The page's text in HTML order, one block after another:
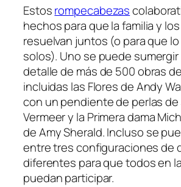
Estosrompecabezas
hechos para que la familia y
resuelvan juntos (o para que
solos). Uno se puede
detalle de más de 500 obras
incluidas las Floresde Andy
con un pendiente de perlas
Vermeer y la Primera dama
de Amy Sherald. Incluso se
entre tres configuraciones de
diferentes para que todos en
puedan participar.